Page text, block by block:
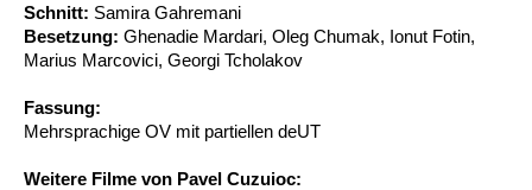
Schnitt: Samira Gahremani
Besetzung: Ghenadie Mardari, Oleg Chumak, Ionut Fotin,
Marius Marcovici, Georgi Tcholakov
Fassung:
Mehrsprachige OV mit partiellen deUT
Weitere Filme von Pavel Cuzuioc: